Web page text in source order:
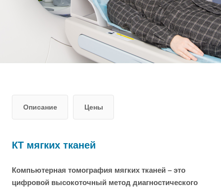
Описание Цены
КТ мягких тканей
Компьютерная томография мягких тканей – это
цифровой высокоточный метод диагностического